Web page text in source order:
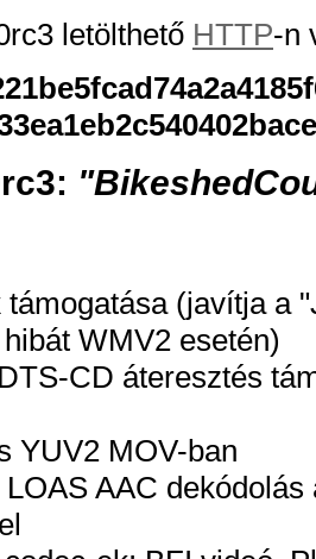
letölthető HTTP-n
támogatása (javítja a
WMV2 esetén)
CD áteresztés
YUV2 MOV-ban
AAC